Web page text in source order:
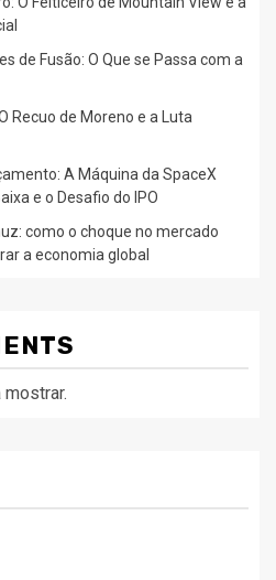
de Fusão: O Que se Passa com a
Recuo de Moreno e a Luta
A Máquina da SpaceX
e o Desafio do IPO
como o choque no mercado
a economia global
mostrar.